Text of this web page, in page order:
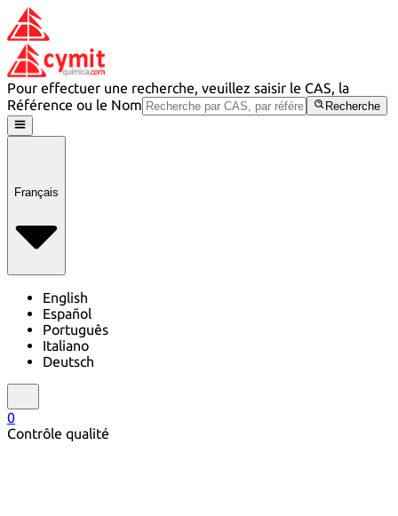
Pour effectuer une recherche, veuillez saisir le CAS, la
Référence ou le Nom
Recherche
Français
English
Español
Português
Italiano
Deutsch
0
Contrôle qualité